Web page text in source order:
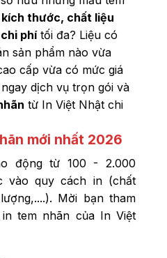
thước, chất liệu
phítối đa? Liệu có
sản phẩm nào vừa
cấp vừa có mức giá
dịch vụ trọn gói và
từ In Việt Nhật chi
mới nhất 2026
động từ 100 - 2.000
vào quy cách in (chất
Mời bạn tham
tem nhãn của In Việt